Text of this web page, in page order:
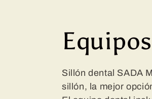
C
o
Sillón dental SADA
sillón, la mejor